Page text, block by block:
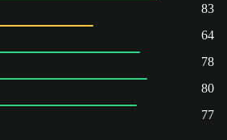
83
64
78
80
77